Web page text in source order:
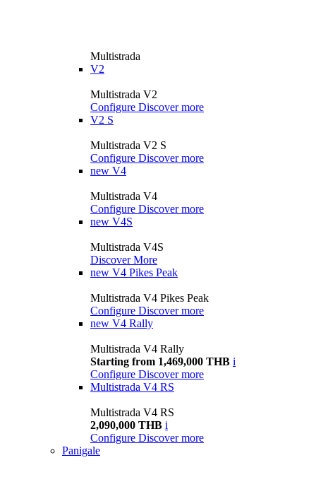
Multistrada
V2
Multistrada V2
Configure Discover more
V2 S
Multistrada V2 S
Configure Discover more
new V4
Multistrada V4
Configure Discover more
new V4S
Multistrada V4S
Discover More
new V4 Pikes Peak
Multistrada V4 Pikes Peak
Configure Discover more
new V4 Rally
Multistrada V4 Rally
Starting from 1,469,000 THB i
Configure Discover more
Multistrada V4 RS
Multistrada V4 RS
2,090,000 THB i
Configure Discover more
Panigale